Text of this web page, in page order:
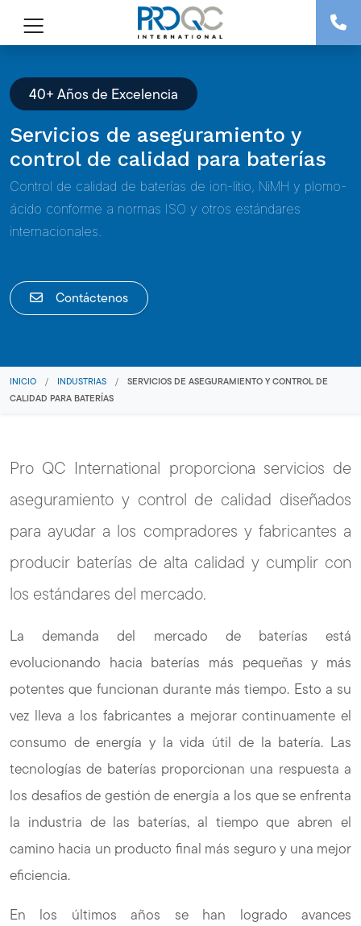
40+ Años de Excelencia
Servicios de aseguramiento y
control de calidad para baterías
Control de calidad de baterías de ion-litio, NiMH y plomo-
ácido conforme a normas ISO y otros estándares
internacionales.
Contáctenos
INICIO / INDUSTRIAS /
SERVICIOS DE ASEGURAMIENTO Y CONTROL DE
CALIDAD PARA BATERÍAS
Pro QC International proporciona servicios de
aseguramiento y control de calidad diseñados
para ayudar a los compradores y fabricantes a
producir baterías de alta calidad y cumplir con
los estándares del mercado.
La demanda del mercado de baterías está
evolucionando hacia baterías más pequeñas y más
potentes que funcionan durante más tiempo. Esto a su
vez lleva a los fabricantes a mejorar continuamente el
consumo de energía y la vida útil de la batería. Las
tecnologías de baterías proporcionan una respuesta a
los desafíos de gestión de energía a los que se enfrenta
la industria de las baterías, al tiempo que abren el
camino hacia un producto final más seguro y una mejor
eficiencia.
En los últimos años se han logrado avances